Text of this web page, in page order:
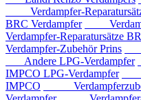
Verdampfer-
BRC Verdampfer
Verdampfer-Reparatursätze
Verdampfer-Zubehör Prins
Andere LPG-Verdampfer
IMPCO LPG-Verdampfer
IMPCO